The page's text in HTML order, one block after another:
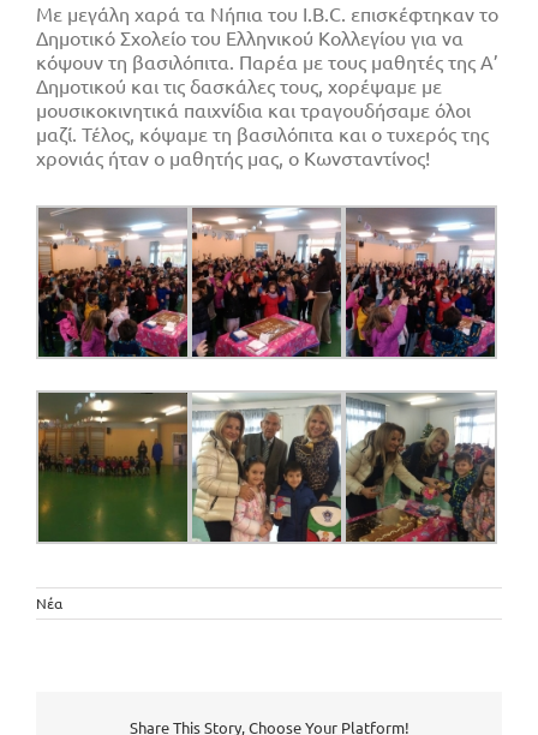
Με μεγάλη χαρά τα Νήπια του I.B.C. επισκέφτηκαν το
Δημοτικό Σχολείο του Ελληνικού Κολλεγίου για να
κόψουν τη βασιλόπιτα. Παρέα με τους μαθητές της Α’
Δημοτικού και τις δασκάλες τους, χορέψαμε με
μουσικοκινητικά παιχνίδια και τραγουδήσαμε όλοι
μαζί. Τέλος, κόψαμε τη βασιλόπιτα και ο τυχερός της
χρονιάς ήταν ο μαθητής μας, ο Κωνσταντίνος!
Νέα
Share This Story, Choose Your Platform!